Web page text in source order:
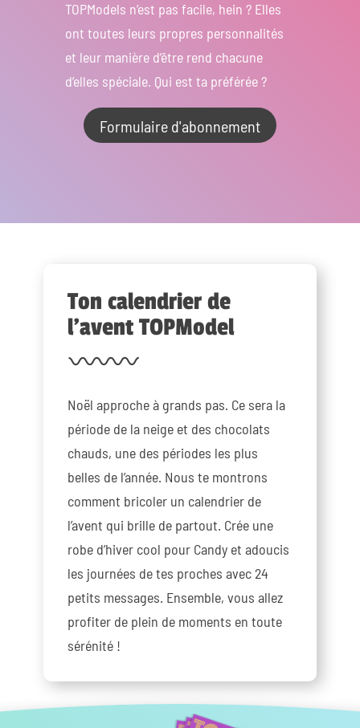
TOPModels n’est pas facile, hein ? Elles
ont toutes leurs propres personnalités
et leur manière d’être rend chacune
d’elles spéciale. Qui est ta préférée ?
Formulaire d'abonnement
Ton calendrier de
l’avent TOPModel
Noël approche à grands pas. Ce sera la
période de la neige et des chocolats
chauds, une des périodes les plus
belles de l’année. Nous te montrons
comment bricoler un calendrier de
l’avent qui brille de partout. Crée une
robe d’hiver cool pour Candy et adoucis
les journées de tes proches avec 24
petits messages. Ensemble, vous allez
profiter de plein de moments en toute
sérénité !